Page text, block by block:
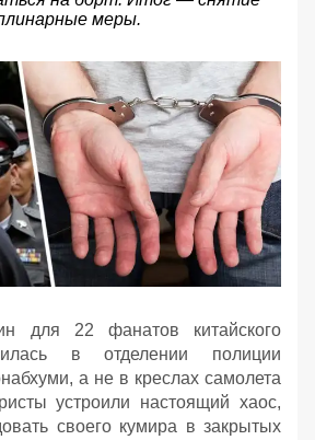
меры.
для 22 фанатов китайского
в отделении полиции
а не в креслах самолета
устроили настоящий хаос,
своего кумира в закрытых